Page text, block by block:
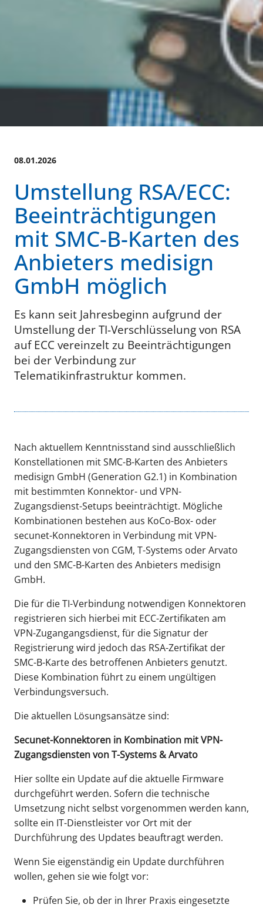
08.01.2026
Umstellung RSA/ECC:
Beeinträchtigungen
mit SMC-B-Karten des
Anbieters medisign
GmbH möglich
Es kann seit Jahresbeginn aufgrund der
Umstellung der TI-Verschlüsselung von RSA
auf ECC vereinzelt zu Beeinträchtigungen
bei der Verbindung zur
Telematikinfrastruktur kommen.
Nach aktuellem Kenntnisstand sind ausschließlich
Konstellationen mit SMC-B-Karten des Anbieters
medisign GmbH (Generation G2.1) in Kombination
mit bestimmten Konnektor- und VPN-
Zugangsdienst-Setups beeinträchtigt. Mögliche
Kombinationen bestehen aus KoCo-Box- oder
secunet-Konnektoren in Verbindung mit VPN-
Zugangsdiensten von CGM, T-Systems oder Arvato
und den SMC-B-Karten des Anbieters medisign
GmbH.
Die für die TI-Verbindung notwendigen Konnektoren
registrieren sich hierbei mit ECC-Zertifikaten am
VPN-Zugangangsdienst, für die Signatur der
Registrierung wird jedoch das RSA-Zertifikat der
SMC-B-Karte des betroffenen Anbieters genutzt.
Diese Kombination führt zu einem ungültigen
Verbindungsversuch.
Die aktuellen Lösungsansätze sind:
Secunet-Konnektoren in Kombination mit VPN-
Zugangsdiensten von T-Systems & Arvato
Hier sollte ein Update auf die aktuelle Firmware
durchgeführt werden. Sofern die technische
Umsetzung nicht selbst vorgenommen werden kann,
sollte ein IT-Dienstleister vor Ort mit der
Durchführung des Updates beauftragt werden.
Wenn Sie eigenständig ein Update durchführen
wollen, gehen sie wie folgt vor:
Prüfen Sie, ob der in Ihrer Praxis eingesetzte